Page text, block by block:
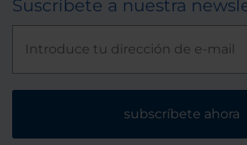
Suscríbete a nuestra
subscríbete ahora